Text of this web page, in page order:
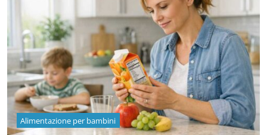
Alimentazione per bambini